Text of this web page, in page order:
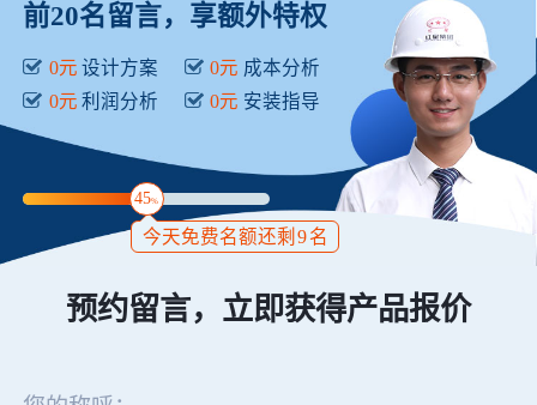
前20名留言，享额外特权
0元 设计方案 0元 成本分析
0元 利润分析 0元 安装指导
45%
今天免费名额还剩 9名
预约留言，立即获得产品报价